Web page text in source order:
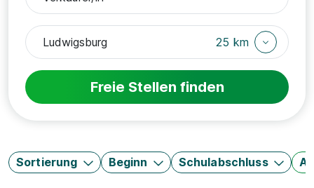
25 km
Freie Stellen finden
Sortierung Beginn Schulabschluss